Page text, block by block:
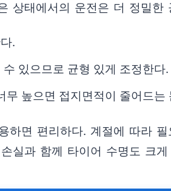
상태에서의 운전은 더 정밀한
.
있으므로 균형 있게 조정한다.
높으면 접지면적이 줄어드는
면 편리하다. 계절에 따라
실과 함께 타이어 수명도 크